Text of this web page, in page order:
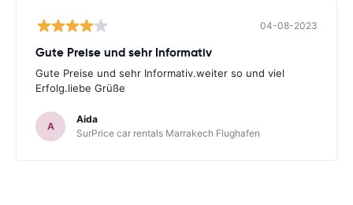
04-08-2023
Gute Preise und sehr Informativ
Gute Preise und sehr Informativ.weiter so und viel
Erfolg.liebe Grüße
A
Aida
SurPrice car rentals Marrakech Flughafen